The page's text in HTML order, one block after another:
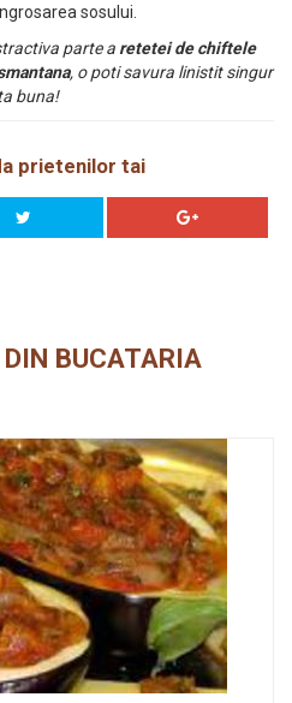
sosului.
parte a retetei de chiftele
, o poti savura linistit singur
buna!
prietenilor tai
BUCATARIA